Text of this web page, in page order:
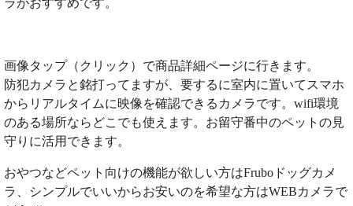
ラがおすすめです。
画像タップ（クリック）で商品詳細ページに行きます。
防犯カメラと銘打ってますが、要するに室内に置いてスマホ
からリアルタイムに映像を確認できるカメラです。wifi環境
のある場所ならどこでも使えます。お留守番中のペットの見
守りに活用できます。
おやつなどペット向けの機能が欲しい方はFruboドッグカメ
ラ、シンプルでいいからお安いのを希望な方はWEBカメラで